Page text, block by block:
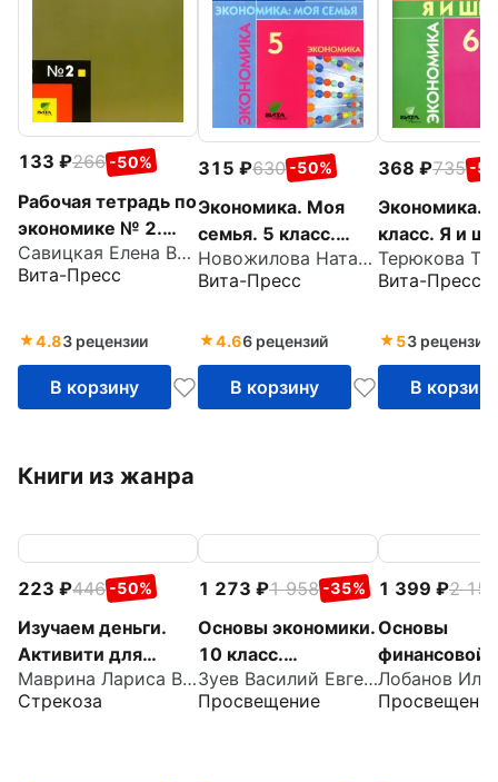
133 266 -50%
Рабочая тетрадь по
экономике № 2.
10-11 классы.
ФГОС
Савицкая Елена Владиславовна
Вита-Пресс
4.83 рецензии
В корзину
315 630 -50%
Экономика. Моя
семья. 5 класс.
Тетрадь
творческих
учащихся. ФГОС
Новожилова Наталья Васильевна
Вита-Пресс
4.66 рецензий
В корзину
368 735 -
Экономика. 6
класс. Я и
Учебное
для
ных
ФГОС
Вита-Пресс
53 рецензии
В корзину
Книги из жанра
223 446 -50%
Изучаем деньги.
Активити для
начальной школы Маврина Лариса Викторовна
Стрекоза
1 273 1 958 -35%
Основы экономики.
10 класс.
Углублённый
уровень. Учебник
Зуев Василий Евгеньевич
Просвещение
1 399
2 152
Основы
финансовой
грамотности.
Финансовая